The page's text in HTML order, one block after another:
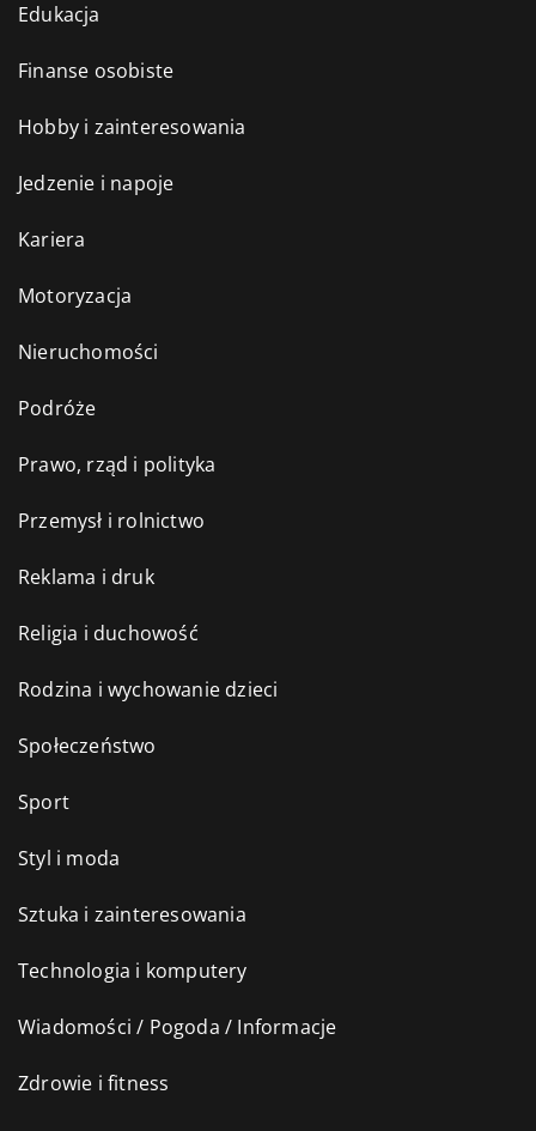
Edukacja
Finanse osobiste
Hobby i zainteresowania
Jedzenie i napoje
Kariera
Motoryzacja
Nieruchomości
Podróże
Prawo, rząd i polityka
Przemysł i rolnictwo
Reklama i druk
Religia i duchowość
Rodzina i wychowanie dzieci
Społeczeństwo
Sport
Styl i moda
Sztuka i zainteresowania
Technologia i komputery
Wiadomości / Pogoda / Informacje
Zdrowie i fitness